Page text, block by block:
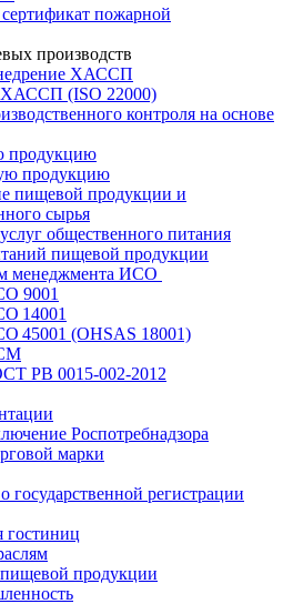
пожарной
производств
ХАССП
ХАССП (ISO 22000)
контроля на основе
продукцию
продукцию
пищевой продукции и
сырья
общественного питания
пищевой продукции
менеджмента ИСО
9001
14001
45001 (OHSAS 18001)
РВ 0015-002-2012
Роспотребнадзора
марки
государственной регистрации
гостиниц
продукции